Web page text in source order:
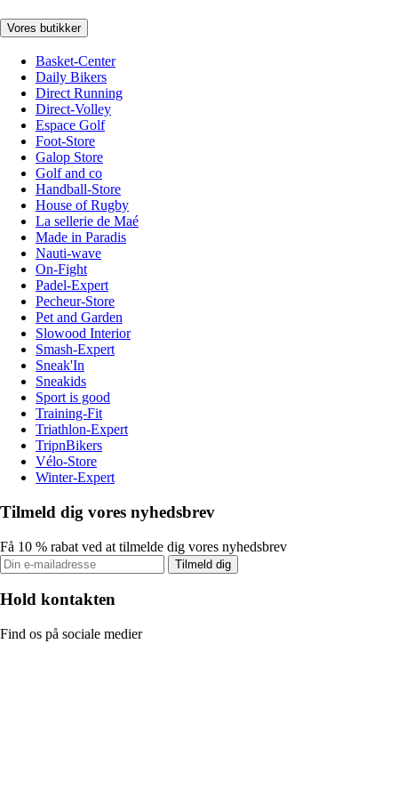
Vores butikker
Basket-Center
Daily Bikers
Direct Running
Direct-Volley
Espace Golf
Foot-Store
Galop Store
Golf and co
Handball-Store
House of Rugby
La sellerie de Maé
Made in Paradis
Nauti-wave
On-Fight
Padel-Expert
Pecheur-Store
Pet and Garden
Slowood Interior
Smash-Expert
Sneak'In
Sneakids
Sport is good
Training-Fit
Triathlon-Expert
TripnBikers
Vélo-Store
Winter-Expert
Tilmeld dig vores nyhedsbrev
Få 10 % rabat ved at tilmelde dig vores nyhedsbrev
Tilmeld dig
Hold kontakten
Find os på sociale medier